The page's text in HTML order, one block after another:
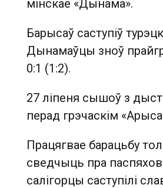
мінскае «Дынама».
Барысаў саступіў
Дынамаўцы зноў
0:1 (1:2).
27 ліпеня сышоў з
перад грэчаскім
Працягвае барацьбу
сведчыць пра
салігорцы саступілі